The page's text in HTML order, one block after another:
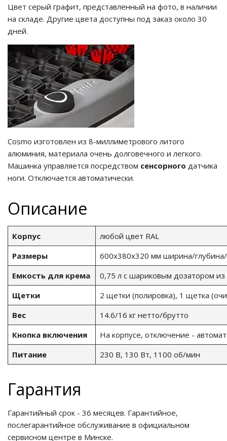
Цвет серый графит, представленный на фото, в наличии
на складе. Другие цвета доступны под заказ около 30
дней.
Cosmo изготовлен из 8-миллиметрового литого
алюминия, материала очень долговечного и легкого.
Машинка управляется посредством сенсорного датчика
ноги. Отключается автоматически.
Описание
Корпус
любой цвет RAL
Размеры
600x380x320 мм ширина/
Емкость для крема
0,75 л с шариковым дозатором
Щетки
2 щетки (полировка), 1 щетка
Вес
14.6/16 кг нетто/брутто
Кнопка включения
На корпусе, отключение -
Питание
230 В, 130 Вт, 1100 об/мин
Гарантия
Гарантийный срок - 36 месяцев. Гарантийное,
послегарантийное обслуживание в официальном
сервисном центре в Минске.